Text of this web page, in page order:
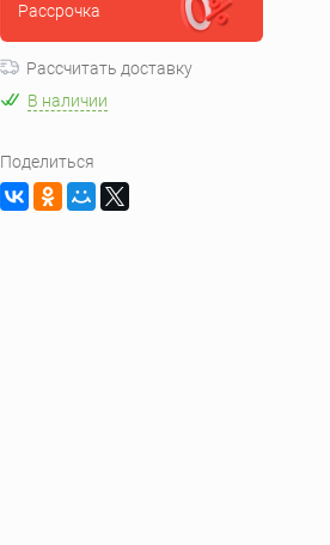
Рассрочка
Рассчитать доставку
В наличии
Поделиться